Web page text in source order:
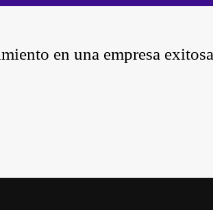
en una empresa